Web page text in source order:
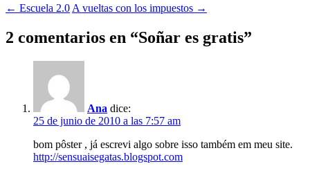
Navegación
de
entradas
← Escuela 2.0 A vueltas con los impuestos →
2 comentarios en “Soñar es gratis”
Ana dice:
25 de junio de 2010 a las 7:57 am
bom pôster , já escrevi algo sobre isso também em meu site.
http://sensuaisegatas.blogspot.com